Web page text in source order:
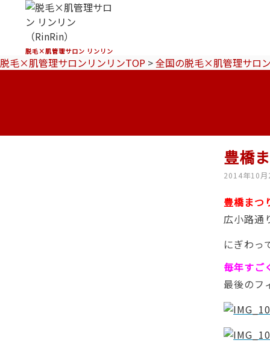
脱毛×肌管理サロン リンリン
脱毛×肌管理サロンリンリンTOP >全国の脱毛×肌管理サロ
豊橋
2014年10月
豊橋まつ
広小路通
にぎわっ
毎年すご
最後のフ